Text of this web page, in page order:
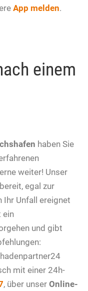
App melden.
einem
haben Sie
weiter! Unser
egal zur
Ihr Unfall ereignet
ein
und gibt
mit einer 24h-
, über unser Online-